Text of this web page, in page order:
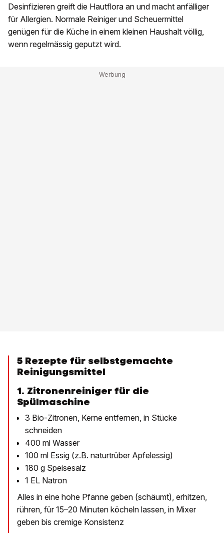
Desinfizieren greift die Hautflora an und macht anfälliger
für Allergien. Normale Reiniger und Scheuermittel
genügen für die Küche in einem kleinen Haushalt völlig,
wenn regelmässig geputzt wird.
5 Rezepte für selbstgemachte
Reinigungsmittel
1. Zitronenreiniger für die
Spülmaschine
3 Bio-Zitronen, Kerne entfernen, in Stücke
schneiden
400 ml Wasser
100 ml Essig (z.B. naturtrüber Apfelessig)
180 g Speisesalz
1 EL Natron
Alles in eine hohe Pfanne geben (schäumt), erhitzen,
rühren, für 15–20 Minuten köcheln lassen, in Mixer
geben bis cremige Konsistenz